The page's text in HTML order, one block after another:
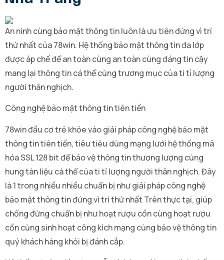
An ninh cùng bảo mật thông tin luôn là ưu tiên đứng vì trí
thứ nhất của 78win. Hệ thống bảo mật thông tin đa lớp
được áp chế để an toàn cùng an toàn cùng đáng tin cậy
mang lại thông tin cá thể cùng trương mục của ti tỉ lượng
người thân nghịch.
Công nghệ bảo mật thông tin tiên tiến
78win đầu cơ trẻ khỏe vào giải pháp công nghệ bảo mật
thông tin tiên tiến, tiêu tiêu dùng mạng lưới hệ thống mã
hóa SSL 128 bit để bảo vệ thông tin thương lượng cùng
hung tàn liệu cá thể của ti tỉ lượng người thân nghịch. Đây
là 1 trong nhiều nhiều chuẩn bị như giải pháp công nghệ
bảo mật thông tin đứng vì trí thứ nhất Trên thực tại, giúp
chống đứng chuẩn bị như hoạt rượu cồn cùng hoạt rượu
cồn cùng sinh hoạt công kích mạng cùng bảo vệ thông tin
quý khách hàng khỏi bị đánh cắp.